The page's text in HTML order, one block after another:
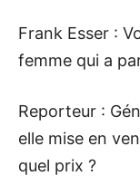
Frank Esser :
femme qui a
Reporteur :
elle mise en
quel prix ?